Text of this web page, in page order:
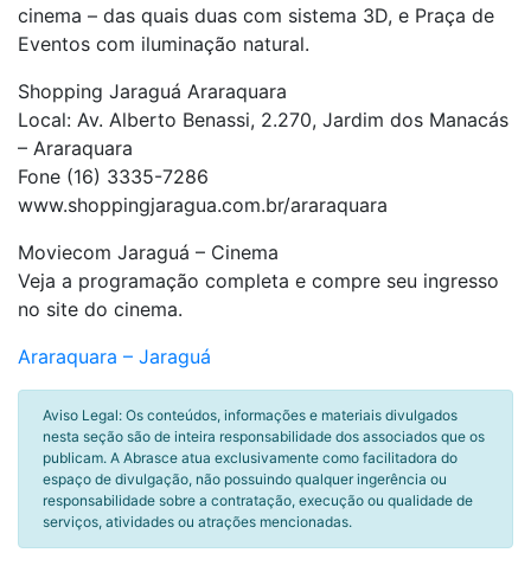
cinema – das quais duas com sistema 3D, e Praça de
Eventos com iluminação natural.
Shopping Jaraguá Araraquara
Local: Av. Alberto Benassi, 2.270, Jardim dos Manacás
– Araraquara
Fone (16) 3335-7286
www.shoppingjaragua.com.br/araraquara
Moviecom Jaraguá – Cinema
Veja a programação completa e compre seu ingresso
no site do cinema.
Araraquara – Jaraguá
Aviso Legal: Os conteúdos, informações e materiais divulgados
nesta seção são de inteira responsabilidade dos associados que os
publicam. A Abrasce atua exclusivamente como facilitadora do
espaço de divulgação, não possuindo qualquer ingerência ou
responsabilidade sobre a contratação, execução ou qualidade de
serviços, atividades ou atrações mencionadas.